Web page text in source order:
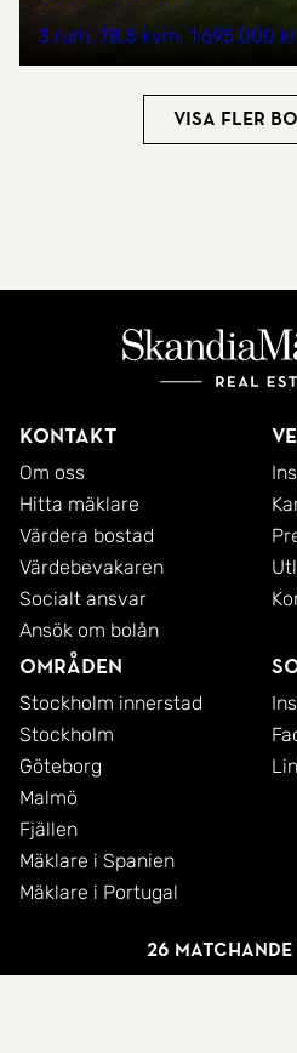
26
3 rum 78,5 kvm 1 695 000 kr
Visa fler
Kontakt
Om oss
Hitta mäklare
Värdera bostad
Värdebevakaren
Socialt ansvar
Ansök om bolån
Områden
Stockholm innerstad
Stockholm
Göteborg
Malmö
Fjällen
Mäklare i Spanien
Mäklare i Portugal
© 2026 SkandiaMäklarna